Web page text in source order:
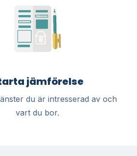
jämförelse
du är intresserad av och
vart du bor.